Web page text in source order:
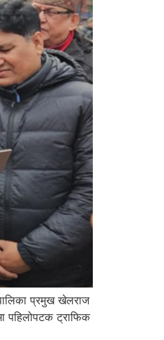
प्रमुख खेलराज
पहिलोपटक ट्राफिक